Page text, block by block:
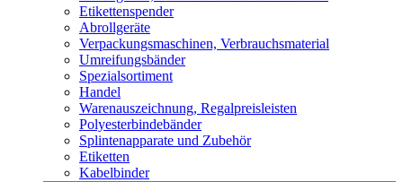
Etikettenspender
Abrollgeräte
Verpackungsmaschinen, Verbrauchsmaterial
Umreifungsbänder
Spezialsortiment
Handel
Warenauszeichnung, Regalpreisleisten
Polyesterbindebänder
Splintenapparate und Zubehör
Etiketten
Kabelbinder